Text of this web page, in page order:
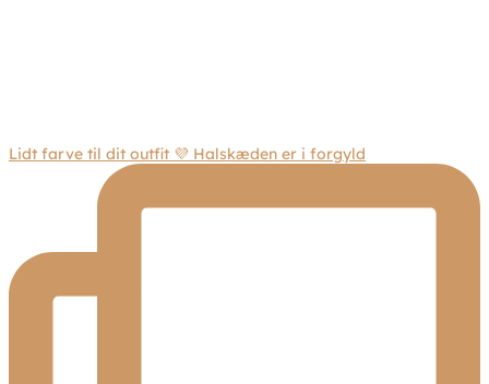
Lidt farve til dit outfit 💜 Halskæden er i forgyld